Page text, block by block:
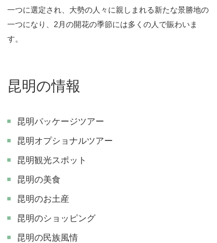
一つに選定され、大勢の人々に親しまれる新たな景勝地の
一つになり、2月の開花の季節には多くの人で賑わいま
す。
昆明の情報
昆明パッケージツアー
昆明オプショナルツアー
昆明観光スポット
昆明の美食
昆明のお土産
昆明のショッピング
昆明の民族風情